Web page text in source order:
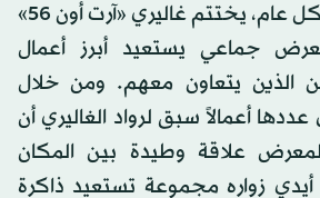
كما في موعده من كل عام، يختتم غاليري «آرت أون 56»
جماعي يستعيد أبرز أعمال
الذين يتعاون معهم. ومن خلال
أعمالاً سبق لرواد الغاليري أن
علاقة وطيدة بين المكان